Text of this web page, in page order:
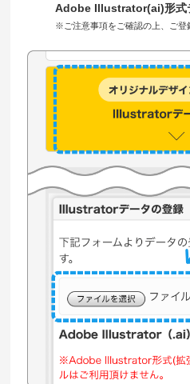
Adobe Illustrator(ai)形式
※ご注意事項をご確認の上、ご登